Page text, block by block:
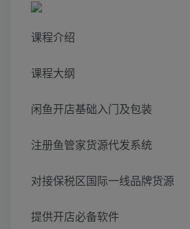
课程介绍
课程大纲
闲鱼开店基础入门及包装
注册鱼管家货源代发系统
对接保税区国际一线品牌货源
提供开店必备软件